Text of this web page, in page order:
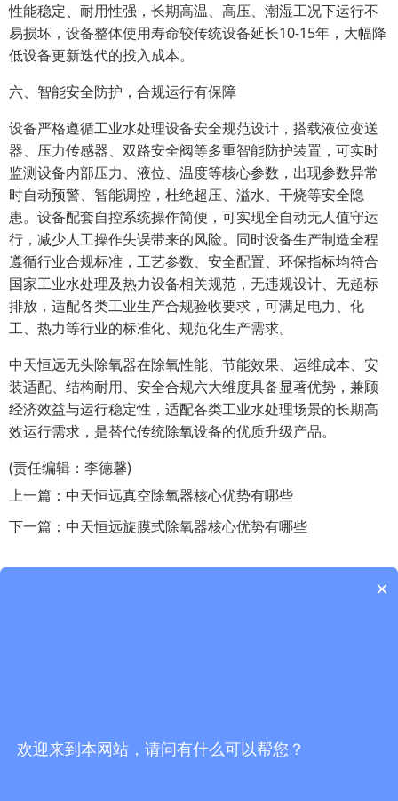
性能稳定、耐用性强，长期高温、高压、潮湿工况下运行不
易损坏，设备整体使用寿命较传统设备延长10-15年，大幅降
低设备更新迭代的投入成本。
六、智能安全防护，合规运行有保障
设备严格遵循工业水处理设备安全规范设计，搭载液位变送
器、压力传感器、双路安全阀等多重智能防护装置，可实时
监测设备内部压力、液位、温度等核心参数，出现参数异常
时自动预警、智能调控，杜绝超压、溢水、干烧等安全隐
患。设备配套自控系统操作简便，可实现全自动无人值守运
行，减少人工操作失误带来的风险。同时设备生产制造全程
遵循行业合规标准，工艺参数、安全配置、环保指标均符合
国家工业水处理及热力设备相关规范，无违规设计、无超标
排放，适配各类工业生产合规验收要求，可满足电力、化
工、热力等行业的标准化、规范化生产需求。
中天恒远无头除氧器在除氧性能、节能效果、运维成本、安
装适配、结构耐用、安全合规六大维度具备显著优势，兼顾
经济效益与运行稳定性，适配各类工业水处理场景的长期高
效运行需求，是替代传统除氧设备的优质升级产品。
(责任编辑：李德馨)
上一篇： 中天恒远真空除氧器核心优势有哪些
下一篇： 中天恒远旋膜式除氧器核心优势有哪些
中天恒远空调加药装置有哪些特点优势
×
欢迎来到本网站，请问有什么可以帮您？